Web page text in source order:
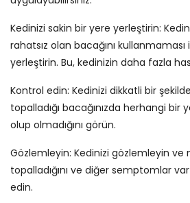
Kedinizi sakin bir yere yerleştirin:
rahatsız olan bacağını
yerleştirin. Bu, kedinizin daha fazla
Kontrol edin: Kedinizi dikkatli bir
topalladığı bacağınızda herhangi bir
olup olmadığını görün.
Gözlemleyin: Kedinizi gözlemleyin ve
topalladığını ve diğer semptomlar
edin.